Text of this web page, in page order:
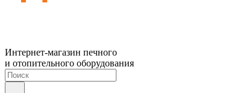
Интернет-магазин печного
и отопительного оборудования